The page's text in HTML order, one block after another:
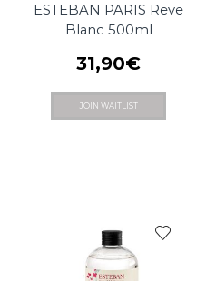
ESTEBAN PARIS Reve
Blanc 500ml
31,90€
JOIN WAITLIST